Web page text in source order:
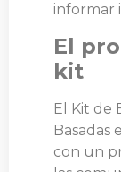
informar
El
kit
El Kit de
Basadas
con un